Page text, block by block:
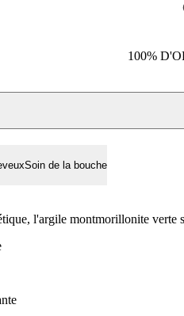
100%
Soin de la bouche
l'argile montmorillonite verte